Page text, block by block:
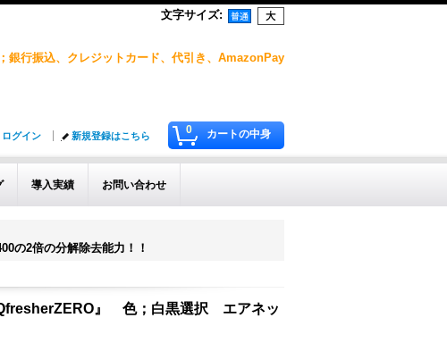
文字サイズ:
銀行振込、クレジットカード、代引き、AmazonPay
0 カートの中身
ログイン 新規登録はこちら
導入実績 お問い合わせ
の2倍の分解除去能力！！
』 色；白黒選択 エアネッ